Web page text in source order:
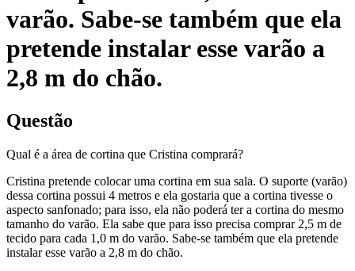
varão. Sabe-se também que ela
pretende instalar esse varão a
2,8 m do chão.
Questão
Qual é a área de cortina que Cristina comprará?
Cristina pretende colocar uma cortina em sua sala. O suporte (varão)
dessa cortina possui 4 metros e ela gostaria que a cortina tivesse o
aspecto sanfonado; para isso, ela não poderá ter a cortina do mesmo
tamanho do varão. Ela sabe que para isso precisa comprar 2,5 m de
tecido para cada 1,0 m do varão. Sabe-se também que ela pretende
instalar esse varão a 2,8 m do chão.